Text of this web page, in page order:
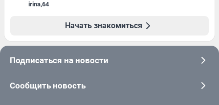
irina,64
Начать знакомиться
Подписаться на новости
Сообщить новость